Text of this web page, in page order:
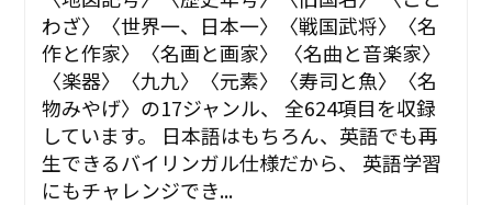
わざ〉〈世界一、日本一〉〈戦国武将〉〈名
作と作家〉〈名画と画家〉 〈名曲と音楽家〉
〈楽器〉〈九九〉〈元素〉〈寿司と魚〉〈名
物みやげ〉の17ジャンル、 全624項目を収録
しています。 日本語はもちろん、英語でも再
生できるバイリンガル仕様だから、 英語学習
にもチャレンジでき...